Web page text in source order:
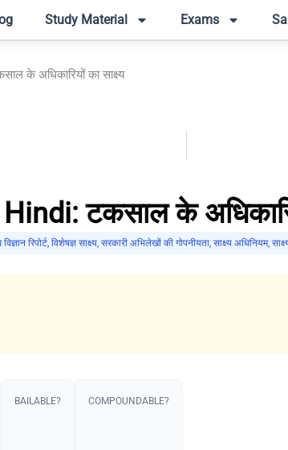
Study Material Exams
के अधिकारियों का साक्ष्य
टकसाल के
विज्ञान रिपोर्ट विशेषज्ञ साक्ष्य सरकारी अभिलेखों की गोपनीयता साक्ष्य अधिनियम,
BAILABLE? COMPOUNDABLE?